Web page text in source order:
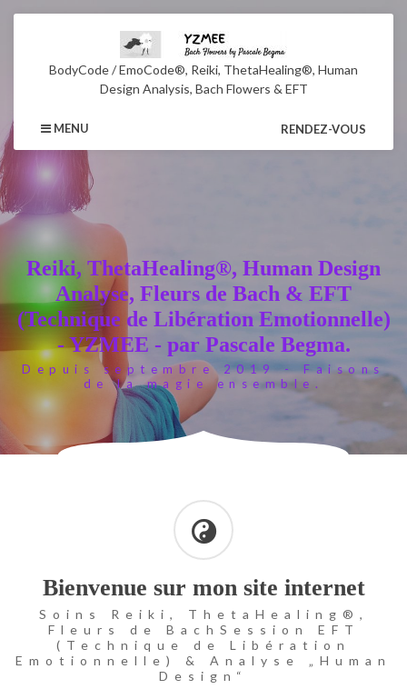
BodyCode / EmoCode®, Reiki, ThetaHealing®, Human
Design Analysis, Bach Flowers & EFT
MENU RENDEZ-VOUS
Reiki, ThetaHealing®, Human Design
Analyse, Fleurs de Bach & EFT
(Technique de Libération Emotionnelle)
- YZMEE - par Pascale Begma.
Depuis septembre 2019 - Faisons
de la magie ensemble.
Bienvenue sur mon site internet
Soins Reiki, ThetaHealing®,
Fleurs de BachSession EFT
(Technique de Libération
Emotionnelle) & Analyse „Human
Design“